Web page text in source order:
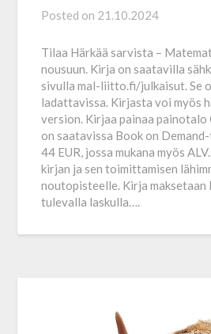
Posted on 21.10.2024
Tilaa Härkää sarvista –
nousuun. Kirja on saatavilla
sivulla mal-liitto.fi/julkaisut. Se
ladattavissa. Kirjasta voi myös
version. Kirjaa painaa painotalo
on saatavissa Book on
44 EUR, jossa mukana myös
kirjan ja sen toimittamisen
noutopisteelle. Kirja maksetaan
tulevalla laskulla….